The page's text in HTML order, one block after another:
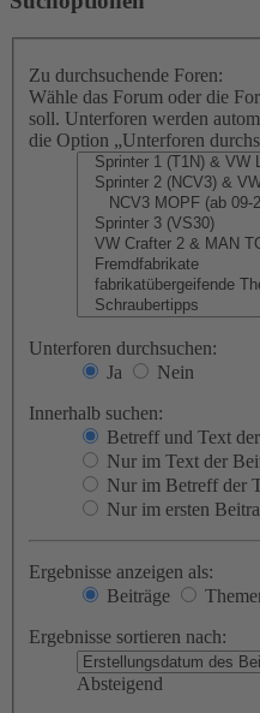
Zu durchsuchende Foren:
Wähle das Forum oder die
soll. Unterforen werden
die Option „Unterforen
Unterforen durchsuchen:
Ja
Nein
Innerhalb suchen:
Betreff und Text
Nur im Text der
Nur im Betreff der
Nur im ersten
Ergebnisse anzeigen als:
Beiträge
Ergebnisse sortieren nach:
Absteigend